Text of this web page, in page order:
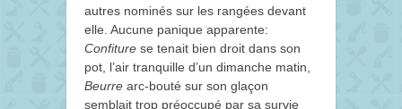
autres nominés sur les rangées devant
elle. Aucune panique apparente:
Confiture se tenait bien droit dans son
pot, l’air tranquille d’un dimanche matin,
Beurre arc-bouté sur son glaçon
semblait trop préoccupé par sa survie